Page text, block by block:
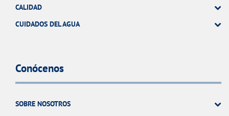
CALIDAD
CUIDADOS DEL AGUA
Conócenos
SOBRE NOSOTROS